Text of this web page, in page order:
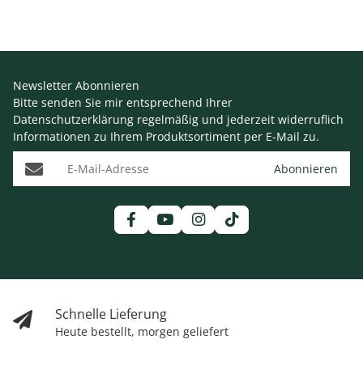
Schnelle Lieferung
Heute bestellt, morgen geliefert
Newsletter Abonnieren
Bitte senden Sie mir entsprechend Ihrer
Datenschutzerklärung regelmäßig und jederzeit widerruflich
Informationen zu Ihrem Produktsortiment per E-Mail zu.
E-Mail-Adresse Abonnieren